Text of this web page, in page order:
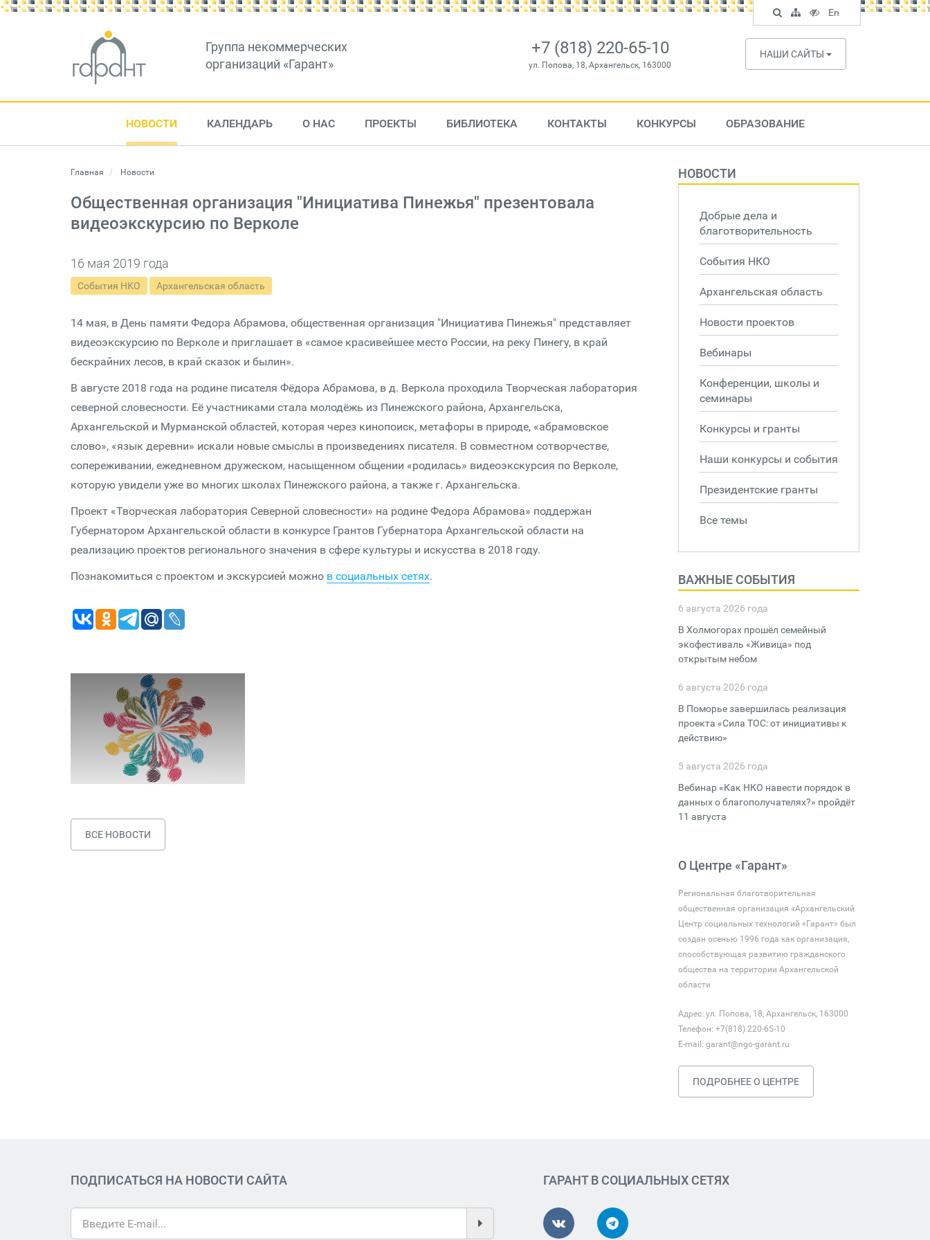
Группа некоммерческих
организаций «Гарант»
+7 (818) 220-65-10
ул. Попова, 18, Архангельск, 163000
НАШИ САЙТЫ
НОВОСТИ КАЛЕНДАРЬ О НАС ПРОЕКТЫ БИБЛИОТЕКА КОНТАКТЫ КОНКУРСЫ ОБРАЗОВАНИЕ
Главная Новости
Общественная организация "Инициатива Пинежья" презентовала
видеоэкскурсию по Верколе
16 мая 2019 года
События НКО Архангельская область
14 мая, в День памяти Федора Абрамова, общественная организация "Инициатива Пинежья" представляет
видеоэкскурсию по Верколе и приглашает в «самое красивейшее место России, на реку Пинегу, в край
бескрайних лесов, в край сказок и былин».
В августе 2018 года на родине писателя Фёдора Абрамова, в д. Веркола проходила Творческая лаборатория
северной словесности. Её участниками стала молодёжь из Пинежского района, Архангельска,
Архангельской и Мурманской областей, которая через кинопоиск, метафоры в природе, «абрамовское
слово», «язык деревни» искали новые смыслы в произведениях писателя. В совместном сотворчестве,
сопереживании, ежедневном дружеском, насыщенном общении «родилась» видеоэкскурсия по Верколе,
которую увидели уже во многих школах Пинежского района, а также г. Архангельска.
Проект «Творческая лаборатория Северной словесности» на родине Федора Абрамова» поддержан
Губернатором Архангельской области в конкурсе Грантов Губернатора Архангельской области на
реализацию проектов регионального значения в сфере культуры и искусства в 2018 году.
Познакомиться с проектом и экскурсией можно в социальных сетях.
ВСЕ НОВОСТИ
НОВОСТИ
Добрые дела и
благотворительность
События НКО
Архангельская область
Новости проектов
Вебинары
Конференции, школы и
семинары
Конкурсы и гранты
Наши конкурсы и события
Президентские гранты
Все темы
ВАЖНЫЕ СОБЫТИЯ
6 августа 2026 года
В Холмогорах прошёл семейный
экофестиваль «Живица» под
открытым небом
6 августа 2026 года
В Поморье завершилась реализация
проекта «Сила ТОС: от инициативы к
действию»
5 августа 2026 года
Вебинар «Как НКО навести порядок в
данных о благополучателях?» пройдёт
11 августа
О Центре «Гарант»
Региональная благотворительная
общественная организация «Архангельский
Центр социальных технологий «Гарант» был
создан осенью 1996 года как организация,
способствующая развитию гражданского
общества на территории Архангельской
области
Адрес: ул. Попова, 18, Архангельск, 163000
Телефон: +7(818) 220-65-10
E-mail: garant@ngo-garant.ru
ПОДРОБНЕЕ О ЦЕНТРЕ
ПОДПИСАТЬСЯ НА НОВОСТИ САЙТА ГАРАНТ В СОЦИАЛЬНЫХ СЕТЯХ
Поиск
по
сайту
Карта
сайта
Версия
для
слабовидящих
En
English